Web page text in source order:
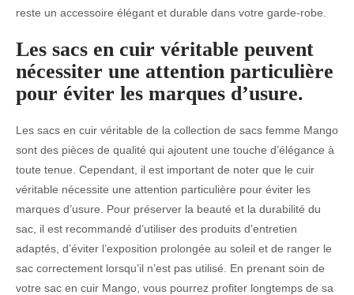
reste un accessoire élégant et durable dans votre garde-robe.
Les sacs en cuir véritable peuvent
nécessiter une attention particulière
pour éviter les marques d’usure.
Les sacs en cuir véritable de la collection de sacs femme Mango
sont des pièces de qualité qui ajoutent une touche d’élégance à
toute tenue. Cependant, il est important de noter que le cuir
véritable nécessite une attention particulière pour éviter les
marques d’usure. Pour préserver la beauté et la durabilité du
sac, il est recommandé d’utiliser des produits d’entretien
adaptés, d’éviter l’exposition prolongée au soleil et de ranger le
sac correctement lorsqu’il n’est pas utilisé. En prenant soin de
votre sac en cuir Mango, vous pourrez profiter longtemps de sa